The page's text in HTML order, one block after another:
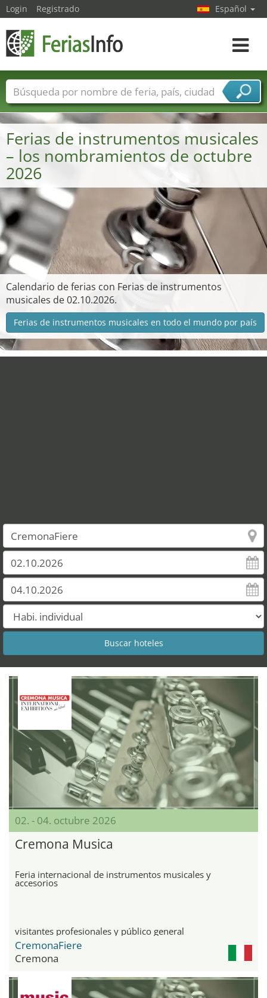
Ferias de instrumentos musicales
– los nombramientos de octubre
2026
Calendario de ferias con Ferias de instrumentos
musicales de 02.10.2026.
Ferias de instrumentos musicales en todo el mundo por país
02. - 04. octubre 2026
Cremona Musica
Feria internacional de instrumentos musicales y
accesorios
visitantes profesionales y público general
CremonaFiere
Cremona
Login Registrado Español
toggle
Nombres de ferias Países
Ciudades
Sectores de ferias
Sectores de proveedor de servicios